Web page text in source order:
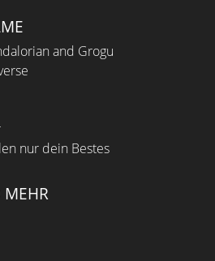
and Grogu
nur dein Bestes